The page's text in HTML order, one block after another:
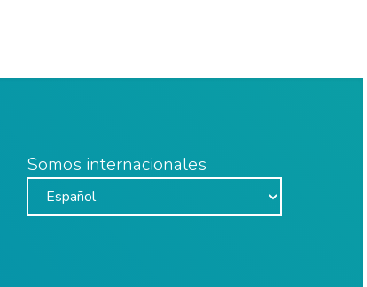
Somos internacionales